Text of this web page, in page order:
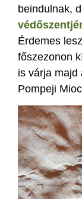
beindulnak,
Érdemes
főszezonon
is várja majd
Pompeji